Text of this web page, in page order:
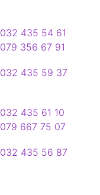
032 435 54 61
079 356 67 91
032 435 59 37
032 435 61 10
079 667 75 07
032 435 56 87